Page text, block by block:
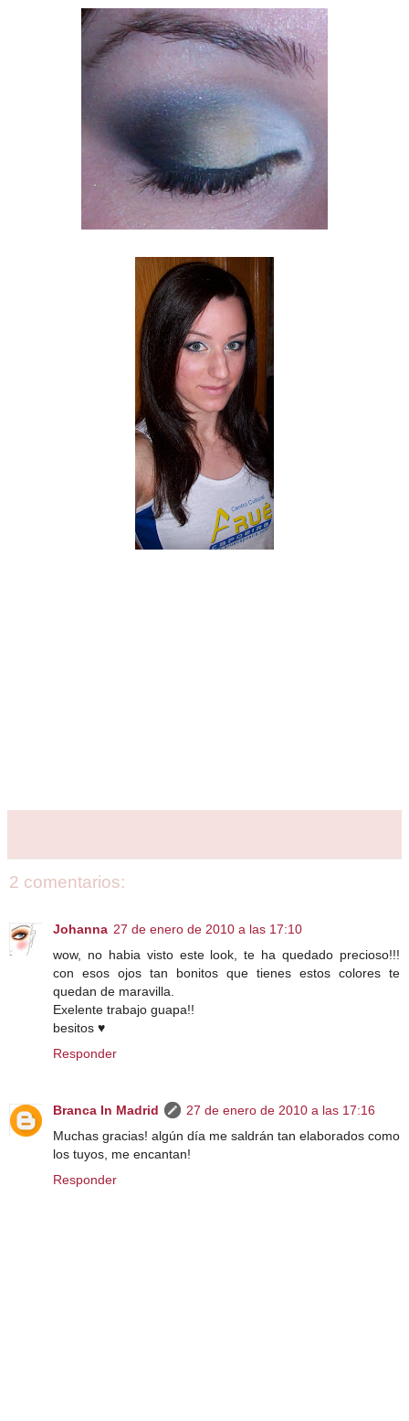
2 comentarios:
Johanna 27 de enero de 2010 a las 17:10
wow, no habia visto este look, te ha quedado precioso!!!
con esos ojos tan bonitos que tienes estos colores te
quedan de maravilla.
Exelente trabajo guapa!!
besitos ♥
Responder
Branca In Madrid
27 de enero de 2010 a las 17:16
Muchas gracias! algún día me saldrán tan elaborados como
los tuyos, me encantan!
Responder